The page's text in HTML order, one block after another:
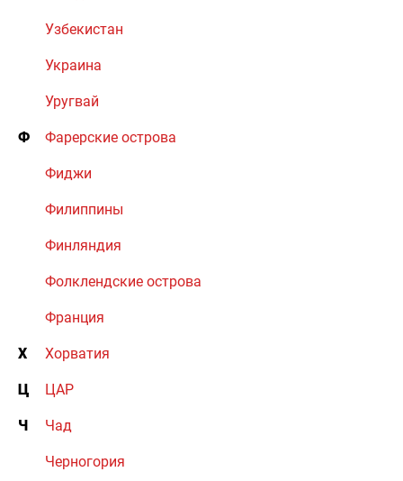
Узбекистан
Украина
Уругвай
Ф Фарерские острова
Фиджи
Филиппины
Финляндия
Фолклендские острова
Франция
Х Хорватия
Ц ЦАР
Ч Чад
Черногория